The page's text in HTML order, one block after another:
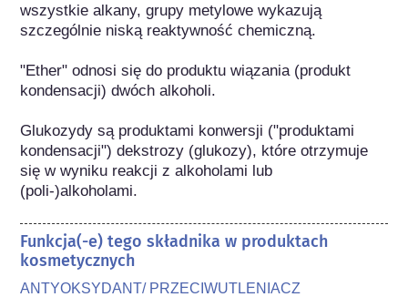
wszystkie alkany, grupy metylowe wykazują
szczególnie niską reaktywność chemiczną.
"Ether" odnosi się do produktu wiązania (produkt
kondensacji) dwóch alkoholi.
Glukozydy są produktami konwersji ("produktami
kondensacji") dekstrozy (glukozy), które otrzymuje
się w wyniku reakcji z alkoholami lub
(poli-)alkoholami.
Funkcja(-e) tego składnika w produktach
kosmetycznych
ANTYOKSYDANT/ PRZECIWUTLENIACZ